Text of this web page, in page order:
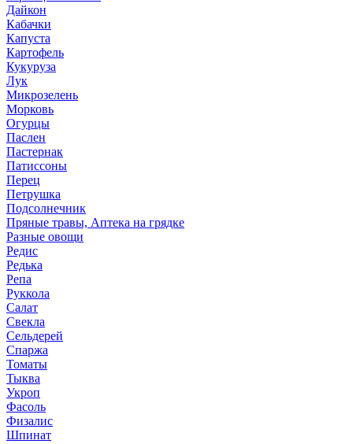
Дайкон
Кабачки
Капуста
Картофель
Кукуруза
Лук
Микрозелень
Морковь
Огурцы
Паслен
Пастернак
Патиссоны
Перец
Петрушка
Подсолнечник
Пряные травы, Аптека на грядке
Разные овощи
Редис
Редька
Репа
Руккола
Салат
Свекла
Сельдерей
Спаржа
Томаты
Тыква
Укроп
Фасоль
Физалис
Шпинат